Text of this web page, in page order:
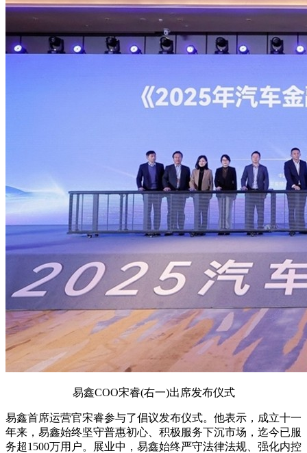
易鑫COO宋睿(右一)出席发布仪式
易鑫首席运营官宋睿参与了倡议发布仪式。他表示，成立十一
年来，易鑫始终坚守普惠初心、积极服务下沉市场，迄今已服
务超1500万用户。展业中，易鑫始终严守法律法规、强化内控